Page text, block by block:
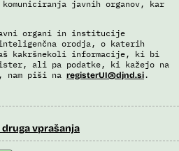
javnih organov, kar
organi in institucije
orodja, o katerih
kakršnekoli informacije, ki bi
ali pa podatke, ki kažejo na
nam piši na registerUI@djnd.si.
vprašanja